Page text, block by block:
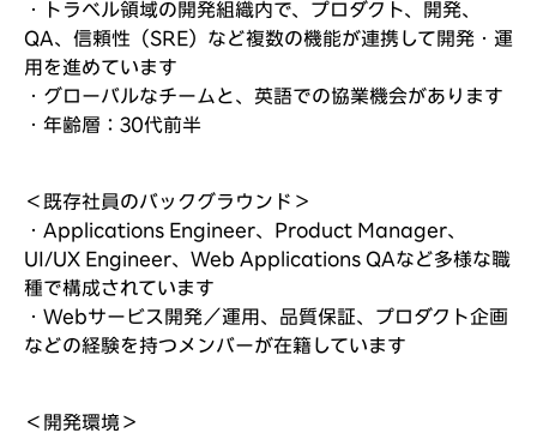
・トラベル領域の開発組織内で、プロダクト、開発、
QA、信頼性（SRE）など複数の機能が連携して開発・運
用を進めています
・グローバルなチームと、英語での協業機会があります
・年齢層：30代前半
＜既存社員のバックグラウンド＞
・Applications Engineer、Product Manager、
UI/UX Engineer、Web Applications QAなど多様な職
種で構成されています
・Webサービス開発／運用、品質保証、プロダクト企画
などの経験を持つメンバーが在籍しています
＜開発環境＞